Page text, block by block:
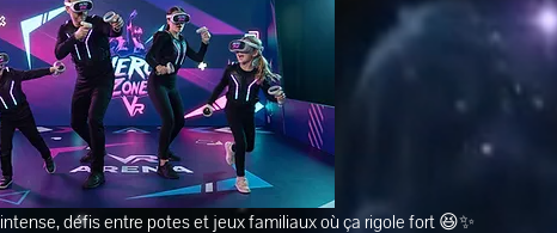
défis entre potes et jeux familiaux où ça rigole fort 😆✨